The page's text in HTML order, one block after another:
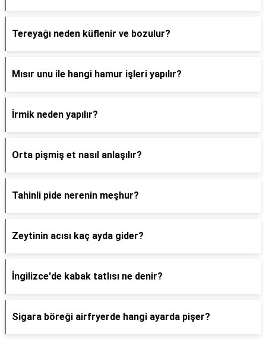
Tereyağı neden küflenir ve bozulur?
Mısır unu ile hangi hamur işleri yapılır?
İrmik neden yapılır?
Orta pişmiş et nasıl anlaşılır?
Tahinli pide nerenin meşhur?
Zeytinin acısı kaç ayda gider?
İngilizce'de kabak tatlısı ne denir?
Sigara böreği airfryerde hangi ayarda pişer?